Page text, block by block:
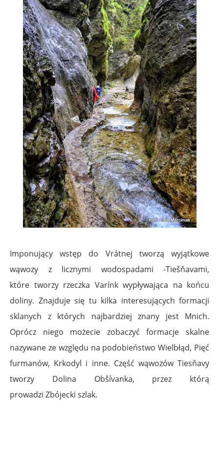
Imponujący wstęp do Vrátnej tworzą wyjątkowe
wąwozy z licznymi wodospadami -Tiešňavami,
które tworzy rzeczka Varínk wypływająca na końcu
doliny. Znajduje się tu kilka interesujących formacji
sklanych z których najbardziej znany jest Mnich.
Oprócz niego możecie zobaczyć formacje skalne
nazywane ze względu na podobieństwo Wielbłąd, Pięć
furmanów, Krkodyl i inne. Część wąwozów Tiesňavy
tworzy Dolina Obšívanka, przez którą
prowadzi Zbójecki szlak.